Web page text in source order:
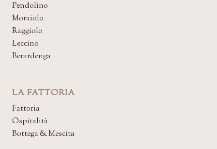
Pendolino
Moraiolo
Raggiolo
Leccino
Berardenga
LA FATTORIA
Fattoria
Ospitalità
Bottega & Mescita